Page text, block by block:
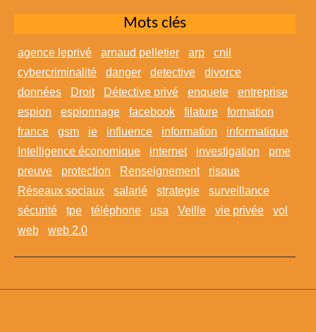
Mots clés
agence leprivé arnaud pelletier arp
cnil
cybercriminalité
danger detective
divorce
données
Droit Détective privé enquete
entreprise
espion
espionnage facebook filature
formation
france
gsm ie influence information
informatique
Intelligence économique
internet investigation
pme
preuve
protection Renseignement
risque
Réseaux sociaux
salarié strategie
surveillance
sécurité
tpe téléphone usa Veille vie privée
vol
web
web 2.0